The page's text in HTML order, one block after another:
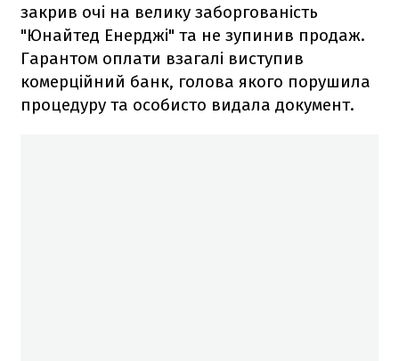
закрив очі на велику заборгованість
"Юнайтед Енерджі" та не зупинив продаж.
Гарантом оплати взагалі виступив
комерційний банк, голова якого порушила
процедуру та особисто видала документ.